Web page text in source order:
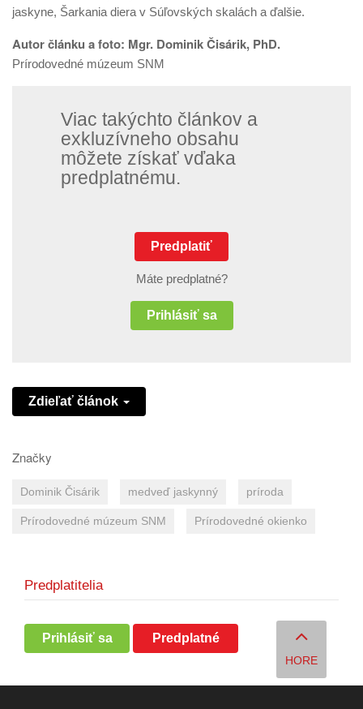
jaskyne, Šarkania diera v Súľovských skalách a ďalšie.
Autor článku a foto: Mgr. Dominik Čisárik, PhD.
Prírodovedné múzeum SNM
Viac takýchto článkov a
exkluzívneho obsahu
môžete získať vďaka
predplatnému.
Predplatiť
Máte predplatné?
Prihlásiť sa
Zdieľať článok
Značky
Dominik Čisárik medveď jaskynný príroda
Prírodovedné múzeum SNM Prírodovedné okienko
Predplatitelia
Prihlásiť sa Predplatné
HORE